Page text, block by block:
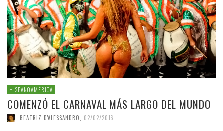
HISPANOAMÉRICA
COMENZÓ EL CARNAVAL MÁS LARGO DEL MUNDO
BEATRIZ D'ALESSANDRO 02/02/2016